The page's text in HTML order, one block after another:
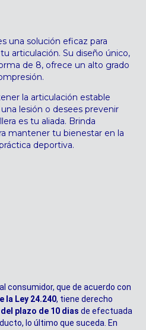
una solución eficaz para
articulación. Su diseño único,
de 8, ofrece un alto grado
la articulación estable
lesión o desees prevenir
es tu aliada. Brinda
mantener tu bienestar en la
deportiva.
consumidor, que de acuerdo con
la Ley 24.240, tiene derecho
plazo de 10 dias de efectuada
lo último que suceda. En